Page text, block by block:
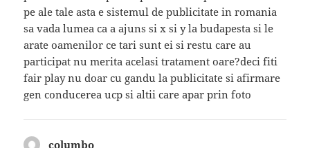
pe ale tale asta e sistemul de publicitate in romania
sa vada lumea ca a ajuns si x si y la budapesta si le
arate oamenilor ce tari sunt ei si restu care au
participat nu merita acelasi tratament oare?deci fiti
fair play nu doar cu gandu la publicitate si afirmare
gen conducerea ucp si altii care apar prin foto
columbo